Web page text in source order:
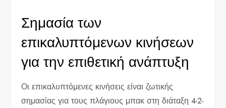
Σημασία των
επικαλυπτόμενων κινήσεων
για την επιθετική ανάπτυξη
Οι επικαλυπτόμενες κινήσεις είναι ζωτικής
σημασίας για τους πλάγιους μπακ στη διάταξη 4-2-